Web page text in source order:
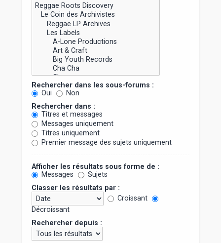
Rechercher dans les sous-forums :
Oui
Non
Rechercher dans :
Titres et messages
Messages uniquement
Titres uniquement
Premier message des sujets uniquement
Afficher les résultats sous forme de :
Messages
Sujets
Classer les résultats par :
Croissant
Décroissant
Rechercher depuis :